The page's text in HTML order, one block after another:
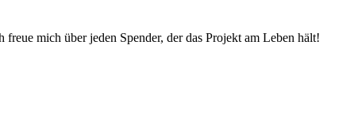
mich über jeden Spender, der das Projekt am Leben hält!